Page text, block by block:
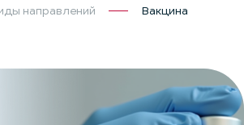
направлений
Вакцина